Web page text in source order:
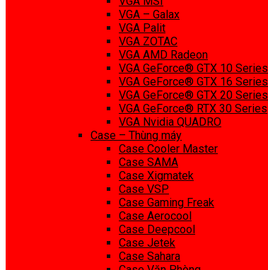
VGA – Galax
VGA Palit
VGA ZOTAC
VGA AMD Radeon
VGA GeForce® GTX 10 Series
VGA GeForce® GTX 16 Series
VGA GeForce® GTX 20 Series
VGA GeForce® RTX 30 Series
VGA Nvidia QUADRO
Case – Thùng máy
Case Cooler Master
Case SAMA
Case Xigmatek
Case VSP
Case Gaming Freak
Case Aerocool
Case Deepcool
Case Jetek
Case Sahara